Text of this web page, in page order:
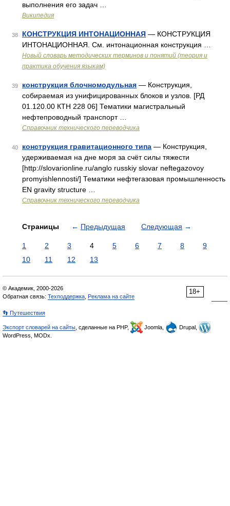
выполнения его задач …
Википедия
38 КОНСТРУКЦИЯ ИНТОНАЦИОННАЯ — КОНСТРУКЦИЯ
ИНТОНАЦИОННАЯ. См. интонационная конструкция …
Новый словарь методических терминов и понятий (теория и
практика обучения языкам)
39 конструкция блочномодульная — Конструкция,
собираемая из унифицированных блоков и узлов. [РД
01.120.00 КТН 228 06] Тематики магистральный
нефтепроводный транспорт …
Справочник технического переводчика
40 конструкция гравитационного типа — Конструкция,
удерживаемая на дне моря за счёт силы тяжести
[http://slovarionline.ru/anglo russkiy slovar neftegazovoy
promyishlennosti/] Тематики нефтегазовая промышленность
EN gravity structure …
Справочник технического переводчика
Страницы ← Предыдущая Следующая →
1 2 3 4 5 6 7 8
9
10
11 12 13
18+
© Академик, 2000-2026
Обратная связь: Техподдержка Реклама на сайте
👣 Путешествия
Экспорт словарей на сайты , сделанные на PHP, Joomla,
Drupal,
WordPress, MODx.